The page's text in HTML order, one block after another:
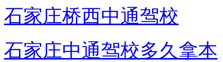
石家庄桥西中通驾校
石家庄中通驾校多久拿本